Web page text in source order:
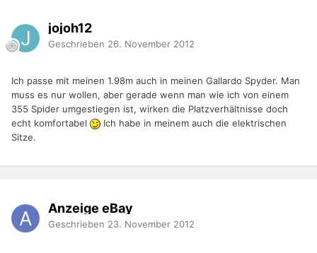
jojoh12
Geschrieben 26. November 2012
Ich passe mit meinen 1.98m auch in meinen Gallardo Spyder. Man
muss es nur wollen, aber gerade wenn man wie ich von einem
355 Spider umgestiegen ist, wirken die Platzverhältnisse doch
echt komfortabel
Ich habe in meinem auch die elektrischen
Sitze.
Anzeige eBay
Geschrieben 23. November 2012